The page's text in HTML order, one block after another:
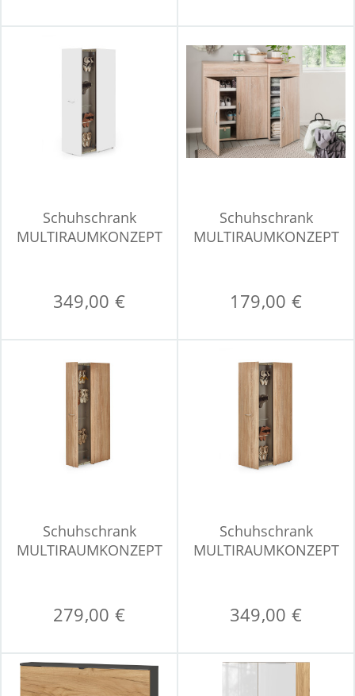
Schuhschrank
MULTIRAUMKONZEPT
349,00 €
Schuhschrank
MULTIRAUMKONZEPT
179,00 €
Schuhschrank
MULTIRAUMKONZEPT
279,00 €
Schuhschrank
MULTIRAUMKONZEPT
349,00 €